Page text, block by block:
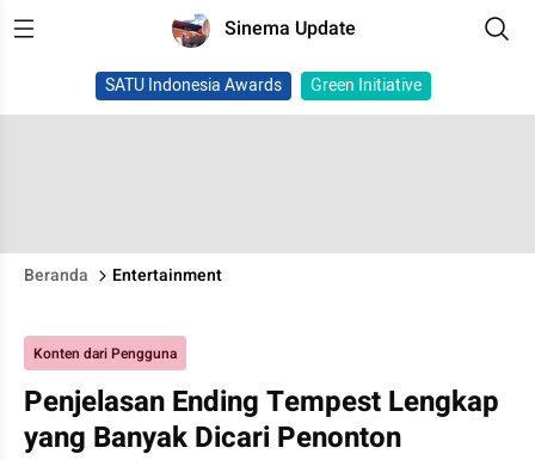
Sinema Update
SATU Indonesia Awards Green Initiative
Beranda Entertainment
Konten dari Pengguna
Penjelasan Ending Tempest Lengkap
yang Banyak Dicari Penonton